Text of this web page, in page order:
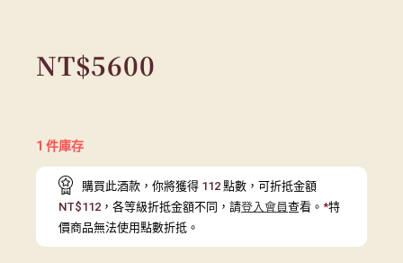
NT$5600
1 件庫存
購買此酒款，你將獲得 112 點數，可折抵金額
NT$112 ，各等級折抵金額不同，請登入會員查看。 *特
價商品無法使用點數折抵。